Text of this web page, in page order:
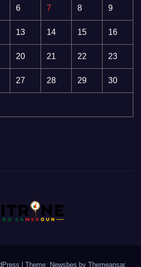
6 7 8 9
13 14 15 16
20 21 22 23
27 28 29 30
Theme: Newsbes by Themeansar.